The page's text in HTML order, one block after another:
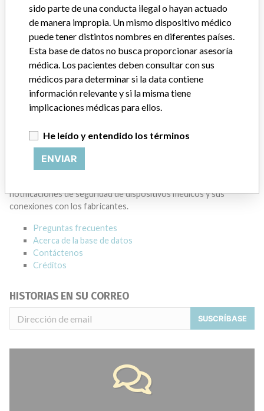
GENERAL ELECTRIC CANADA (OPERATING
AS GE HEALTHCARE)
Dirección del fabricante MISSISSAUGA
Empresa matriz del fabricante (2017)
General Electric Company
Source
ACERCA DE LA BASE DE DATOS
notificaciones de seguridad de dispositivos médicos y sus
conexiones con los fabricantes.
Preguntas frecuentes
Acerca de la base de datos
Contáctenos
Créditos
HISTORIAS EN SU CORREO
SUSCRÍBASE
sido parte de una conducta ilegal o hayan actuado
de manera impropia. Un mismo dispositivo médico
puede tener distintos nombres en diferentes países.
Esta base de datos no busca proporcionar asesoría
médica. Los pacientes deben consultar con sus
médicos para determinar si la data contiene
información relevante y si la misma tiene
implicaciones médicas para ellos.
He leído y entendido los términos
ENVIAR